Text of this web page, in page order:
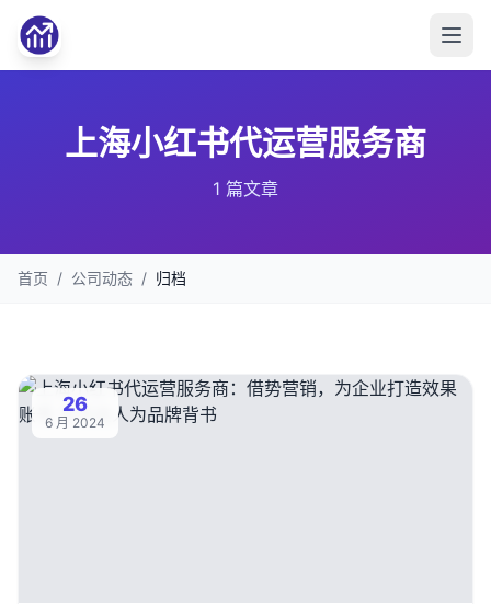
上海小红书代运营服务商
1 篇文章
首页 / 公司动态 / 归档
26
6 月 2024